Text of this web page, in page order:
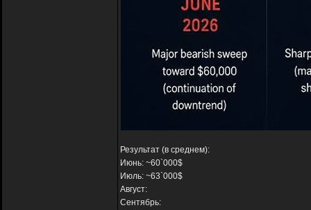
Результат (в среднем):
Июнь: ~60`000$
Июль: ~63`000$
Август:
Сентябрь: